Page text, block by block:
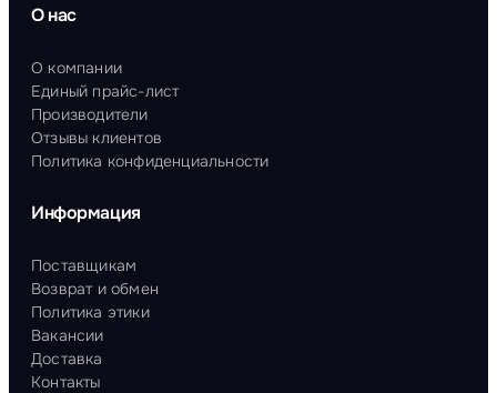
О нас
О компании
Единый прайс-лист
Производители
Отзывы клиентов
Политика конфиденциальности
Информация
Поставщикам
Возврат и обмен
Политика этики
Вакансии
Доставка
Контакты